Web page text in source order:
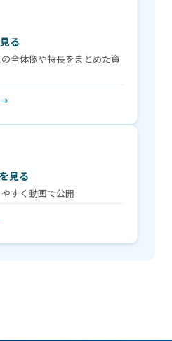
る
全体像や特長をまとめた資
→
見る
すく動画で公開